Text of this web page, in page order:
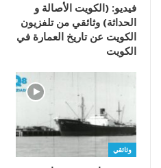
فيديو: (الكويت الأصالة و
الحداثة) وثائقي من تلفزيون
الكويت عن تاريخ العمارة في
الكويت
وثائقي